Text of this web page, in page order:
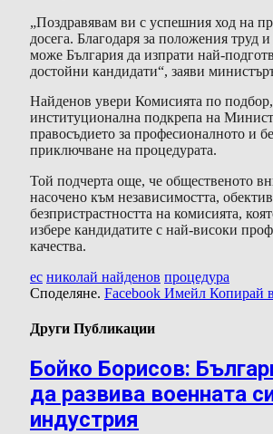
„Поздравявам ви с успешния ход на
досега. Благодаря за положения труд и
може България да изпрати най-
достойни кандидати“, заяви
Найденов увери Комисията по
институционална подкрепа на
правосъдието за професионалното и
приключване на процедурата.
Той подчерта още, че общественото
насочено към независимостта,
безпристрастността на комисията,
избере кандидатите с най-високи
качества.
ес николай найденов процедура
Споделяне. Facebook Имейл Копирай
Други Публикации
Бойко Борисов:
да развива военната
индустрия